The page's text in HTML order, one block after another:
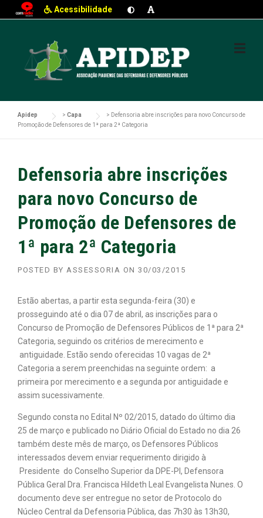
Acessibilidade
Apidep > Capa > Defensoria abre inscrições para novo Concurso de
Promoção de Defensores de 1ª para 2ª Categoria
Defensoria abre inscrições
para novo Concurso de
Promoção de Defensores de
1ª para 2ª Categoria
POSTED BY ASSESSORIA ON 30/03/2015
Estão abertas, a partir esta segunda-feira (30) e
prosseguindo até o dia 07 de abril, as inscrições para o
Concurso de Promoção de Defensores Públicos de 1ª para 2ª
Categoria, seguindo os critérios de merecimento e
antiguidade. Estão sendo oferecidas 10 vagas de 2ª
Categoria a serem preenchidas na seguinte ordem: a
primeira por merecimento e a segunda por antiguidade e
assim sucessivamente.
Segundo consta no Edital Nº 02/2015, datado do último dia
25 de março e publicado no Diário Oficial do Estado no dia 26
também deste mês de março, os Defensores Públicos
interessados devem enviar requerimento dirigido à
Presidente do Conselho Superior da DPE-PI, Defensora
Pública Geral Dra. Francisca Hildeth Leal Evangelista Nunes. O
documento deve ser entregue no setor de Protocolo do
Núcleo Central da Defensoria Pública, das 7h30 às 13h30,